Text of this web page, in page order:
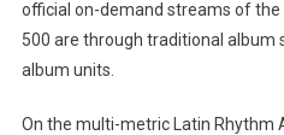
official on-demand streams of the
500 are through traditional album
album units.
On the multi-metric Latin Rhythm